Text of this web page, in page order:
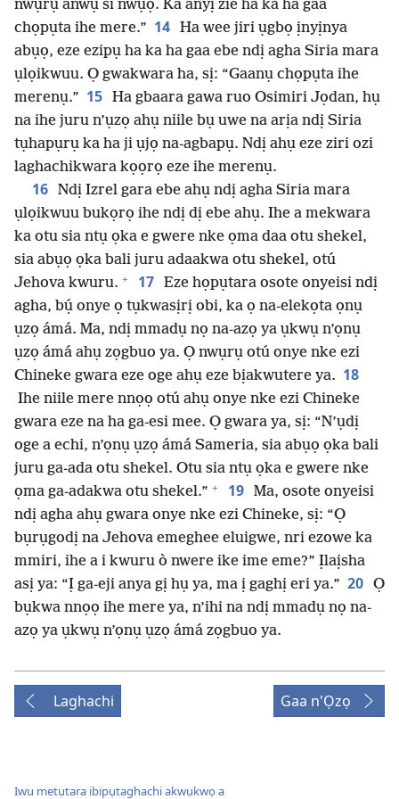
nwụrụ anwụ si nwụọ. Ka anyị zie ha ka ha gaa
chọpụta ihe mere.” 14 Ha wee jiri ụgbọ ịnyịnya
abụọ, eze ezipụ ha ka ha gaa ebe ndị agha Siria mara
ụlọikwuu. Ọ gwakwara ha, sị: “Gaanụ chọpụta ihe
merenụ.” 15 Ha gbaara gawa ruo Osimiri Jọdan, hụ
na ihe juru n’ụzọ ahụ niile bụ uwe na arịa ndị Siria
tụhapụrụ ka ha ji ụjọ na-agbapụ. Ndị ahụ eze ziri ozi
laghachikwara kọọrọ eze ihe merenụ.
16 Ndị Izrel gara ebe ahụ ndị agha Siria mara
ụlọikwuu bukọrọ ihe ndị dị ebe ahụ. Ihe a mekwara
ka otu sia ntụ ọka e gwere nke ọma daa otu shekel,
sia abụọ ọka bali juru adaakwa otu shekel, otú
Jehova kwuru. + 17 Eze họpụtara osote onyeisi ndị
agha, bụ́ onye ọ tụkwasịrị obi, ka ọ na-elekọta ọnụ
ụzọ ámá. Ma, ndị mmadụ nọ na-azọ ya ụkwụ n’ọnụ
ụzọ ámá ahụ zọgbuo ya. Ọ nwụrụ otú onye nke ezi
Chineke gwara eze oge ahụ eze bịakwutere ya. 18
Ihe niile mere nnọọ otú ahụ onye nke ezi Chineke
gwara eze na ha ga-esi mee. Ọ gwara ya, sị: “N’ụdị
oge a echi, n’ọnụ ụzọ ámá Sameria, sia abụọ ọka bali
juru ga-ada otu shekel. Otu sia ntụ ọka e gwere nke
ọma ga-adakwa otu shekel.” + 19 Ma, osote onyeisi
ndị agha ahụ gwara onye nke ezi Chineke, sị: “Ọ
bụrụgodị na Jehova emeghee eluigwe, nri ezowe ka
mmiri, ihe a i kwuru ò nwere ike ime eme?” Ịlaịsha
asị ya: “Ị ga-eji anya gị hụ ya, ma ị gaghị eri ya.” 20 Ọ
bụkwa nnọọ ihe mere ya, n’ihi na ndị mmadụ nọ na-
azọ ya ụkwụ n’ọnụ ụzọ ámá zọgbuo ya.
Laghachi Gaa n'Ọzọ
Iwu metụtara ibipụtaghachi akwụkwọ a